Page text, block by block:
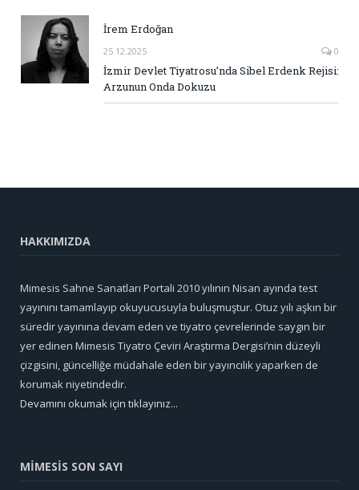
İrem Erdoğan
25.12.2025 0
İzmir Devlet Tiyatrosu’nda Sibel Erdenk Rejisi:
Arzunun Onda Dokuzu
HAKKIMIZDA
Mimesis Sahne Sanatları Portali 2010 yılının Nisan ayında test
yayınını tamamlayıp okuyucusuyla buluşmuştur. Otuz yılı aşkın bir
süredir yayınına devam eden ve tiyatro çevrelerinde saygın bir
yer edinen Mimesis Tiyatro Çeviri Araştırma Dergisi’nin düzeyli
çizgisini, güncelliğe müdahale eden bir yayıncılık yaparken de
korumak niyetindedir.
Devamını okumak için tıklayınız...
MİMESİS SON SAYI